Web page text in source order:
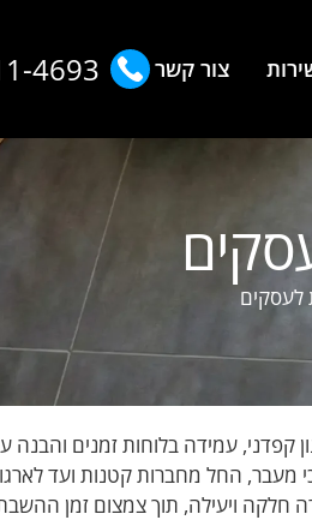
צור קשר 4693
לעסקים
מעבר, החל מחברות קטנות ועד
חלקה ויעילה, תוך צמצום זמן